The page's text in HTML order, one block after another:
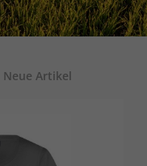
Neue Artikel